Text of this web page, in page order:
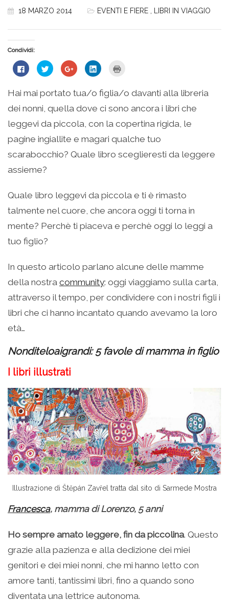
18 MARZO 2014 EVENTI E FIERE LIBRI IN VIAGGIO
Condividi:
Fai
clic
su
Facebook
apre
una
nuova
finestra)
Fai
clic
condividere
su
Twitter
(Si
apre
in
una
nuova
finestra)
Fai
clic
condividere
su
Google+
(Si
in
una
finestra)
Fai
clic
condividere
su
LinkedIn
(Si
in
una
nuova
finestra)
stampare
(Si
in
nuova
finestra)
Hai mai portato tua/o figlia/o davanti alla libreria
dei nonni, quella dove ci sono ancora i libri che
leggevi da piccola, con la copertina rigida, le
pagine ingiallite e magari qualche tuo
scarabocchio? Quale libro sceglieresti da leggere
assieme?
Quale libro leggevi da piccola e ti è rimasto
talmente nel cuore, che ancora oggi ti torna in
mente? Perchè ti piaceva e perchè oggi lo leggi a
tuo figlio?
In questo articolo parlano alcune delle mamme
della nostra community: oggi viaggiamo sulla carta,
attraverso il tempo, per condividere con i nostri figli i
libri che ci hanno incantato quando avevamo la loro
età…
Nonditeloaigrandi: 5 favole di mamma in figlio
I libri illustrati
Illustrazione di Štěpán Zavřel tratta dal sito di Sarmede Mostra
Francesca, mamma di Lorenzo, 5 anni
Ho sempre amato leggere, fin da piccolina. Questo
grazie alla pazienza e alla dedizione dei miei
genitori e dei miei nonni, che mi hanno letto con
amore tanti, tantissimi libri, fino a quando sono
diventata una lettrice autonoma.